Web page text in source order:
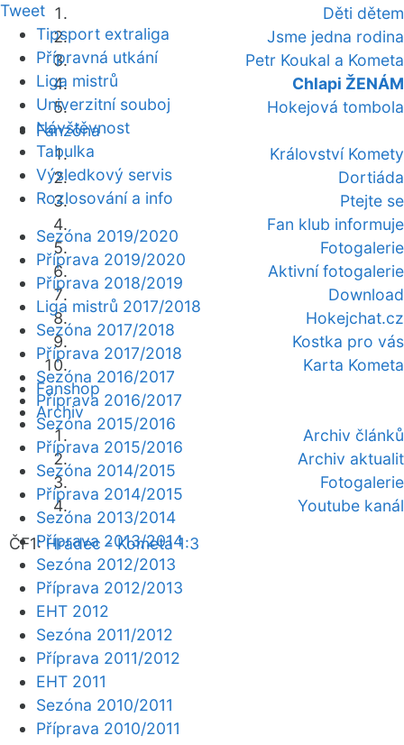
Děti dětem
Jsme jedna rodina
Petr Koukal a Kometa
Chlapi ŽENÁM
Hokejová tombola
Fanzóna
Království Komety
Dortiáda
Ptejte se
Fan klub informuje
Fotogalerie
Aktivní fotogalerie
Download
Hokejchat.cz
Kostka pro vás
Karta Kometa
Fanshop
Archiv
Archiv článků
Archiv aktualit
Fotogalerie
Youtube kanál
ČF1:Hradec - Kometa 1:3
Tweet
Tipsport extraliga
Přípravná utkání
Liga mistrů
Univerzitní souboj
Návštěvnost
Tabulka
Výsledkový servis
Rozlosování a info
Sezóna 2019/2020
Příprava 2019/2020
Příprava 2018/2019
Liga mistrů 2017/2018
Sezóna 2017/2018
Příprava 2017/2018
Sezóna 2016/2017
Příprava 2016/2017
Sezóna 2015/2016
Příprava 2015/2016
Sezóna 2014/2015
Příprava 2014/2015
Sezóna 2013/2014
Příprava 2013/2014
Sezóna 2012/2013
Příprava 2012/2013
EHT 2012
Sezóna 2011/2012
Příprava 2011/2012
EHT 2011
Sezóna 2010/2011
Příprava 2010/2011